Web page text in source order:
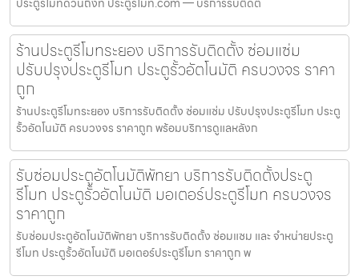
ร้านประตูรีโมทระยอง บริการรับติดตั้ง ซ่อมแซ่ม
ปรับปรุงประตูรีโมท ประตูรั้วอัตโนมัติ ครบวงจร ราคา
ถูก
ร้านประตูรีโมทระยอง บริการรับติดตั้ง ซ่อมแซ่ม ปรับปรุงประตูรีโมท ประตู
รั้วอัตโนมัติ ครบวงจร ราคาถูก พร้อมบริการดูแลหลังก
รับซ่อมประตูอัตโนมัติพัทยา บริการรับติดตั้งประตู
รีโมท ประตูรั้วอัตโนมัติ มอเตอร์ประตูรีโมท ครบวงจร
ราคาถูก
รับซ่อมประตูอัตโนมัติพัทยา บริการรับติดตั้ง ซ่อมแซม และ จำหน่ายประตู
รีโมท ประตูรั้วอัตโนมัติ มอเตอร์ประตูรีโมท ราคาถูก พ